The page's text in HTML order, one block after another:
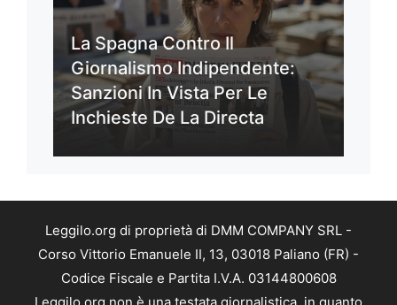
La Spagna Contro Il
Giornalismo Indipendente:
Sanzioni In Vista Per Le
Inchieste De La Directa
Leggilo.org di proprietà di DMM COMPANY SRL -
Corso Vittorio Emanuele II, 13, 03018 Paliano (FR) -
Codice Fiscale e Partita I.V.A. 03144800608